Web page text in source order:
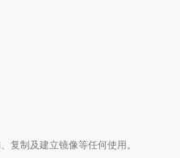
进第四届链博
复制及建立镜像等任何使用。